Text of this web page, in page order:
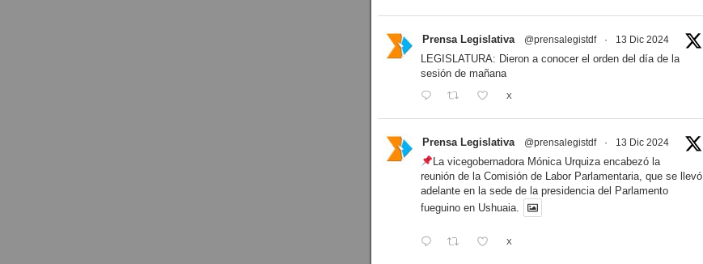
Prensa Legislativa @prensalegistdf · 13 Dic 2024
LEGISLATURA: Dieron a conocer el orden del día de la
sesión de mañana
X
Prensa Legislativa @prensalegistdf · 13 Dic 2024
La vicegobernadora Mónica Urquiza encabezó la
reunión de la Comisión de Labor Parlamentaria, que se llevó
adelante en la sede de la presidencia del Parlamento
fueguino en Ushuaia.
X